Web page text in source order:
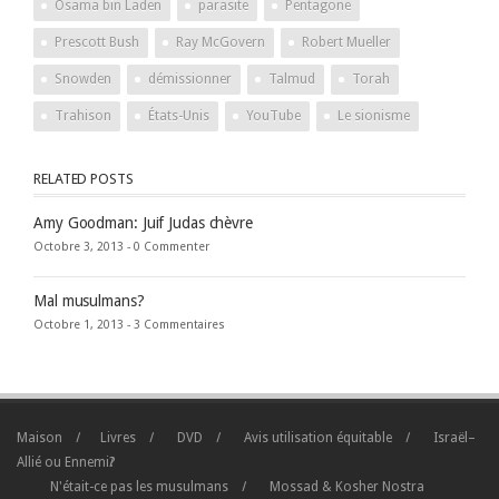
Osama bin Laden parasite Pentagone
Prescott Bush Ray McGovern Robert Mueller
Snowden démissionner Talmud Torah
Trahison États-Unis YouTube Le sionisme
RELATED POSTS
Amy Goodman: Juif Judas chèvre
Octobre 3, 2013 - 0 Commenter
Mal musulmans?
Octobre 1, 2013 - 3 Commentaires
Maison Livres DVD Avis utilisation équitable
Israël–
Allié ou Ennemi?
N'était-ce pas les musulmans
Mossad & Kosher Nostra